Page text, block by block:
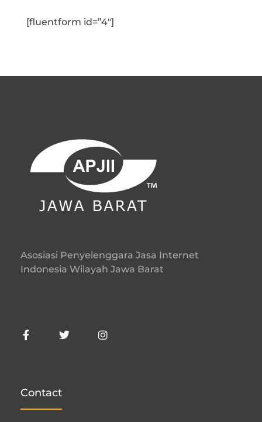
[fluentform id=”4″]
Asosiasi Penyelenggara Jasa Internet
Indonesia Wilayah Jawa Barat
Contact